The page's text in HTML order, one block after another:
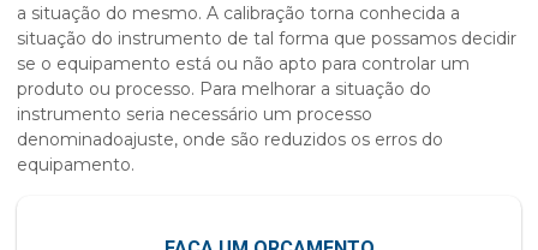
a situação do mesmo. A calibração torna conhecida a
situação do instrumento de tal forma que possamos decidir
se o equipamento está ou não apto para controlar um
produto ou processo. Para melhorar a situação do
instrumento seria necessário um processo
denominadoajuste, onde são reduzidos os erros do
equipamento.